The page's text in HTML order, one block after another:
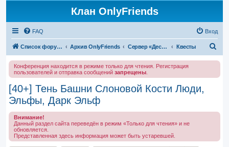
Клан OnlyFriends
FAQ Вход
Список форумов Архив OnlyFriends Сервер «Десперион» Квесты
Конференция находится в режиме только для чтения. Регистрация
пользователей и отправка сообщений запрещены
[40+] Тень Башни Слоновой Кости Люди,
Эльфы, Дарк Эльф
Внимание!
Данный раздел сайта переведён в режим «Только для чтения» и не
обновляется.
Представленная здесь информация может быть устаревшей.